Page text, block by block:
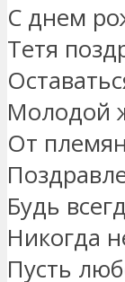
С днем
Тетя
Молодой
От
Будь
Никогда
Пусть